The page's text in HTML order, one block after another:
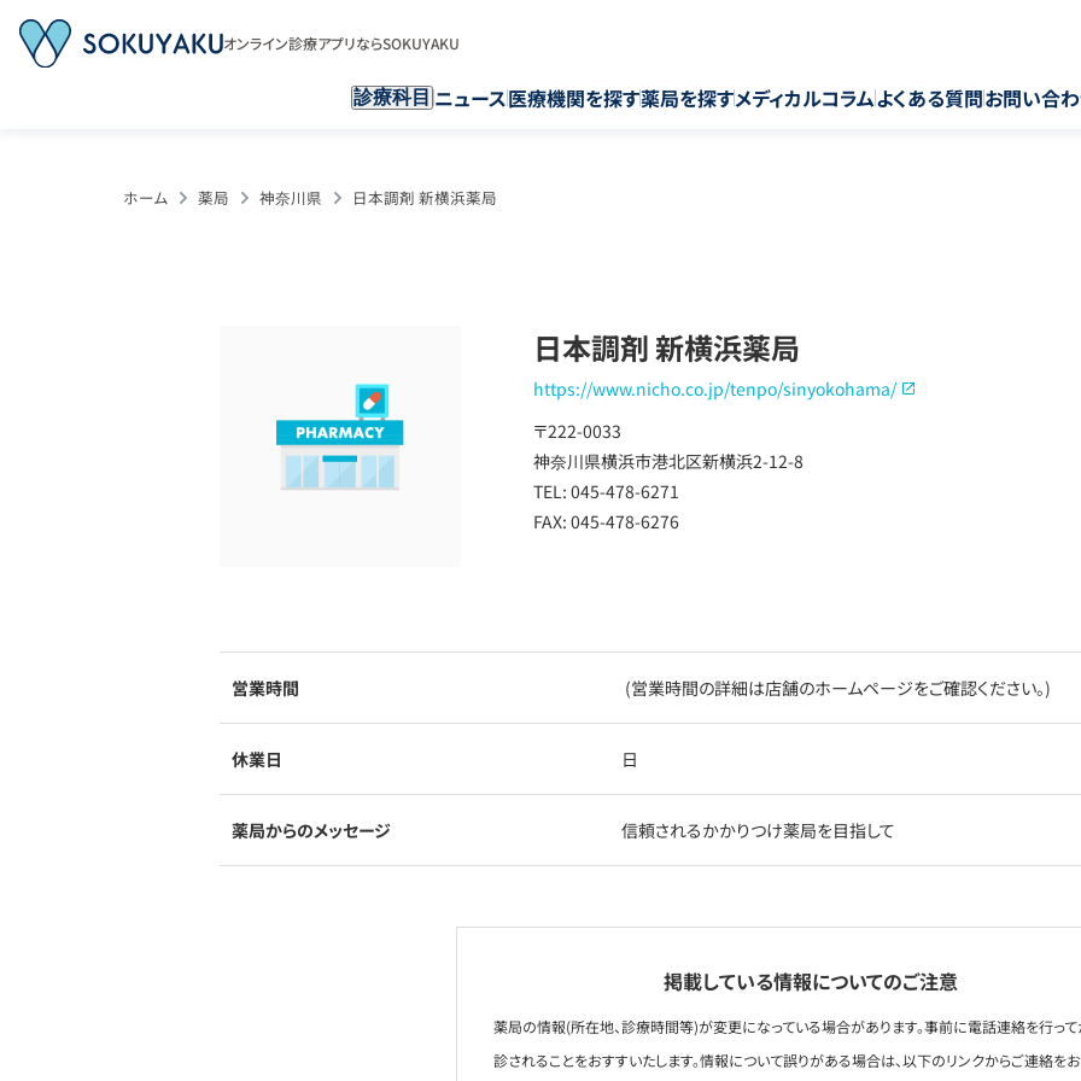
オンライン診療アプリならSOKUYAKU
診療科目 ニュース医療機関を探す薬局を探すメディカルコラムよくある質問お問い合
ホーム 薬局 神奈川県 日本調剤 新横浜薬局
日本調剤 新横浜薬局
https://www.nicho.co.jp/tenpo/sinyokohama/
〒222-0033
神奈川県横浜市港北区新横浜2-12-8
TEL: 045-478-6271
FAX: 045-478-6276
営業時間 (営業時間の詳細は店舗のホームページをご確認ください。)
休業日 日
薬局からのメッセージ 信頼されるかかりつけ薬局を目指して
掲載している情報についてのご注意
薬局の情報(所在地、診療時間等)が変更になっている場合があります。事前に電話連絡を行っ
診されることをおすすいたします。情報について誤りがある場合は、以下のリンクからご連絡を